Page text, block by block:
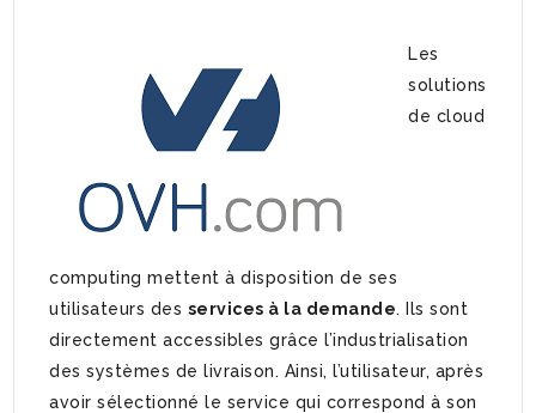
Les
solutions
de cloud
computing mettent à disposition de ses
utilisateurs des services à la demande. Ils sont
directement accessibles grâce l’industrialisation
des systèmes de livraison. Ainsi, l’utilisateur, après
avoir sélectionné le service qui correspond à son